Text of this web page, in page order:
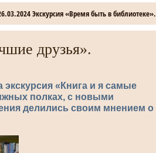
Экскурсия «Время быть в библиотеке».
друзья».
«Книга и я самые
полках, с новыми
делились своим мнением о